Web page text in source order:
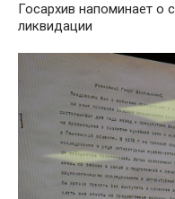
Госaрхив напоминает o
ликвидaции